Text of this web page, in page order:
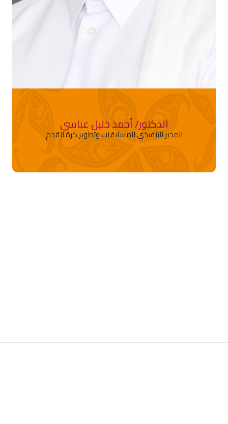
الدكتور/ أحمد خليل عباسي
المدير التنفيذي للمسابقات وتطوير كرة القدم